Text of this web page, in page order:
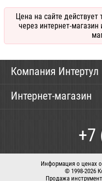
Цена на сайте
через интернет-
Компания Интертул
Новости
Интернет-магазин
Доставка
+7
Информация о ценах
© 1998-2026
Продажа